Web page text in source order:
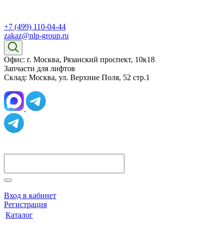
+7 (499) 110-04-44
zakaz@nlp-group.ru
Офис: г. Москва, Рязанский проспект, 10к18
Запчасти для лифтов
Склад: Москва, ул. Верхние Поля, 52 стр.1
Вход в кабинет
Регистрация
Каталог